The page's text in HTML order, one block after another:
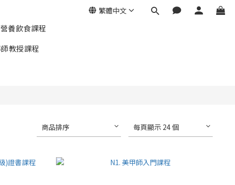
繁體中文
營養飲食課程
教授課程
商品排序 每頁顯示 24 個